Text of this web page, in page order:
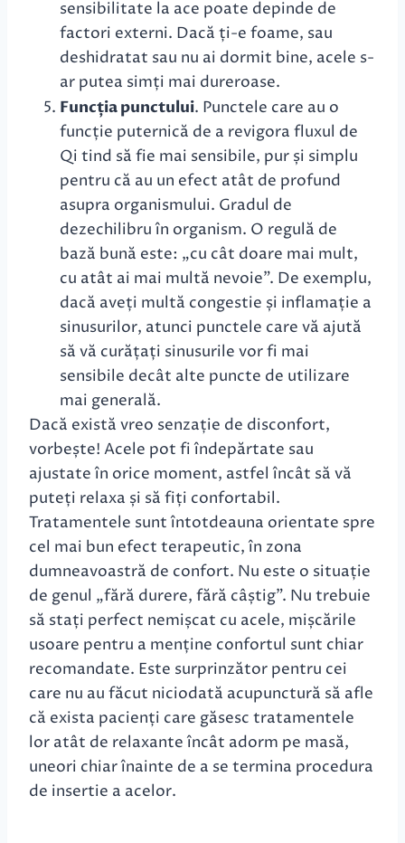
sensibilitate la ace poate depinde de
factori externi. Dacă ți-e foame, sau
deshidratat sau nu ai dormit bine, acele s-
ar putea simți mai dureroase.
Funcția punctului. Punctele care au o
funcție puternică de a revigora fluxul de
Qi tind să fie mai sensibile, pur și simplu
pentru că au un efect atât de profund
asupra organismului. Gradul de
dezechilibru în organism. O regulă de
bază bună este: „cu cât doare mai mult,
cu atât ai mai multă nevoie”. De exemplu,
dacă aveți multă congestie și inflamație a
sinusurilor, atunci punctele care vă ajută
să vă curățați sinusurile vor fi mai
sensibile decât alte puncte de utilizare
mai generală.
Dacă există vreo senzație de disconfort,
vorbește! Acele pot fi îndepărtate sau
ajustate în orice moment, astfel încât să vă
puteți relaxa și să fiți confortabil.
Tratamentele sunt întotdeauna orientate spre
cel mai bun efect terapeutic, în zona
dumneavoastră de confort. Nu este o situație
de genul „fără durere, fără câștig”. Nu trebuie
să stați perfect nemișcat cu acele, mișcările
usoare pentru a menține confortul sunt chiar
recomandate. Este surprinzător pentru cei
care nu au făcut niciodată acupunctură să afle
că exista pacienți care găsesc tratamentele
lor atât de relaxante încât adorm pe masă,
uneori chiar înainte de a se termina procedura
de insertie a acelor.